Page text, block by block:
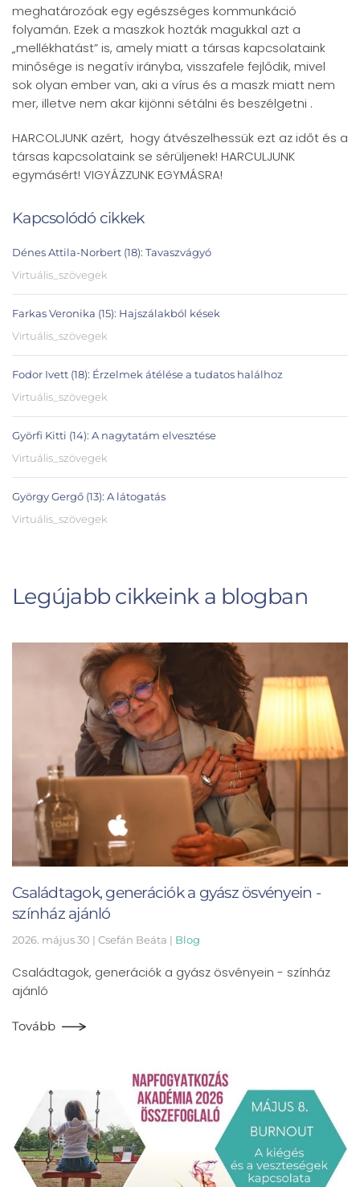
meghatározóak egy egészséges kommunkáció
folyamán. Ezek a maszkok hozták magukkal azt a
„mellékhatást” is, amely miatt a társas kapcsolataink
minősége is negatív irányba, visszafele fejlődik, mivel
sok olyan ember van, aki a vírus és a maszk miatt nem
mer, illetve nem akar kijönni sétálni és beszélgetni .
HARCOLJUNK azért, hogy átvészelhessük ezt az időt és a
társas kapcsolataink se sérüljenek! HARCULJUNK
egymásért! VIGYÁZZUNK EGYMÁSRA!
Kapcsolódó cikkek
Dénes Attila-Norbert (18): Tavaszvágyó
Virtuális_szövegek
Farkas Veronika (15): Hajszálakból kések
Virtuális_szövegek
Fodor Ivett (18): Érzelmek átélése a tudatos halálhoz
Virtuális_szövegek
Györfi Kitti (14): A nagytatám elvesztése
Virtuális_szövegek
György Gergő (13): A látogatás
Virtuális_szövegek
Legújabb cikkeink a blogban
Családtagok, generációk a gyász ösvényein -
színház ajánló
2026. május 30 | Csefán Beáta | Blog
Családtagok, generációk a gyász ösvényein - színház
ajánló
Tovább